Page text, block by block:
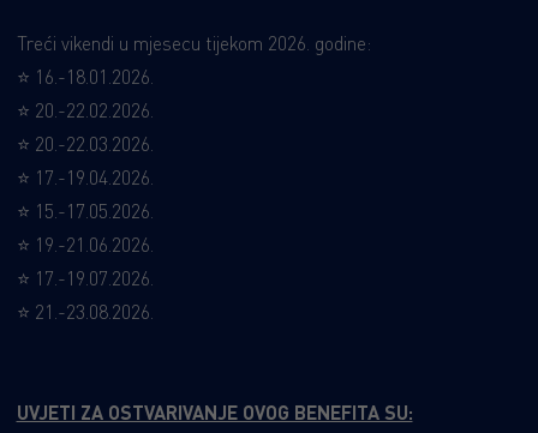
Treći vikendi u mjesecu tijekom 2026. godine:
⭐ 16.-18.01.2026.
⭐ 20.-22.02.2026.
⭐ 20.-22.03.2026.
⭐ 17.-19.04.2026.
⭐ 15.-17.05.2026.
⭐ 19.-21.06.2026.
⭐ 17.-19.07.2026.
⭐ 21.-23.08.2026.
UVJETI ZA OSTVARIVANJE OVOG BENEFITA SU: